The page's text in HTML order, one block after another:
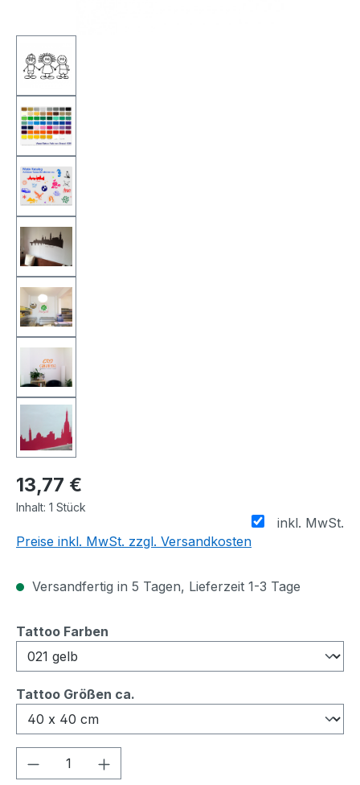
13,77 €
Inhalt: 1 Stück
inkl. MwSt.
Preise inkl. MwSt. zzgl. Versandkosten
Versandfertig in 5 Tagen, Lieferzeit 1-3 Tage
Tattoo Farben
Tattoo Größen ca.
Produkt Anzahl: Gib den